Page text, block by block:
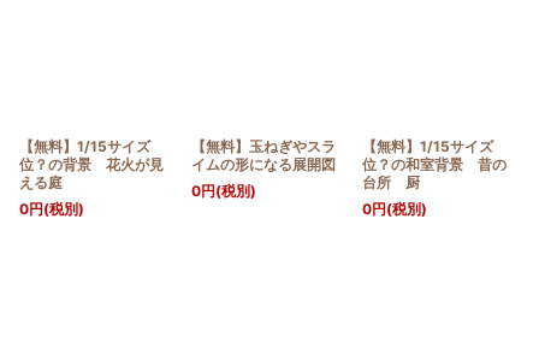
【無料】1/15サイズ
位？の背景 花火が見
える庭
0円(税別)
【無料】玉ねぎやスラ
イムの形になる展開図
0円(税別)
【無料】1/15サイズ
位？の和室背景 昔の
台所 厨
0円(税別)